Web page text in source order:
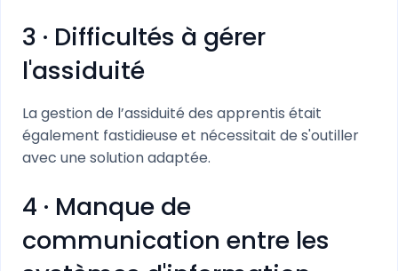
3 · Difficultés à gérer
l'assiduité
La gestion de l’assiduité des apprentis était
également fastidieuse et nécessitait de s'outiller
avec une solution adaptée.
4 · Manque de
communication entre les